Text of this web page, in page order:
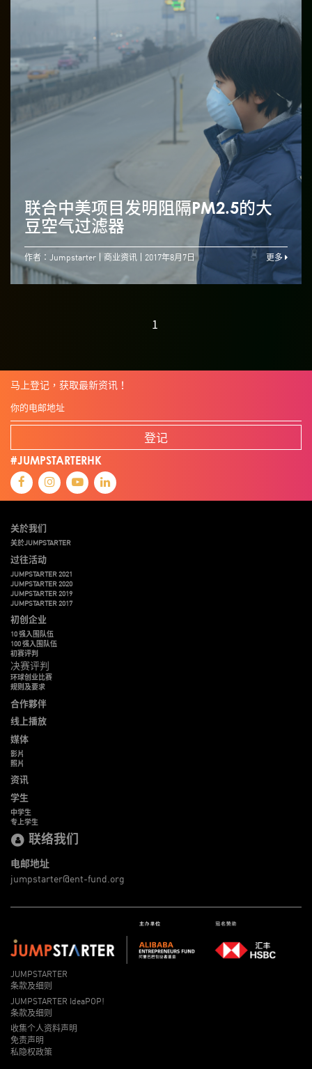
联合中美项目发明阻隔PM2.5的大
豆空气过滤器
作者：Jumpstarter 商业资讯 2017年8月7日 更多
1
马上登记，获取最新资讯！
登记
#JUMPSTARTERHK
关於我们
关於JUMPSTARTER
过往活动
JUMPSTARTER 2021
JUMPSTARTER 2020
JUMPSTARTER 2019
JUMPSTARTER 2017
初创企业
10 强入围队伍
100 强入围队伍
初赛评判
决赛评判
环球创业比赛
规则及要求
合作夥伴
线上播放
媒体
影片
照片
资讯
学生
中学生
专上学生
联络我们
电邮地址
jumpstarter@ent-fund.org
JUMPSTARTER
条款及细则
JUMPSTARTER IdeaPOP!
条款及细则
收集个人资料声明
免责声明
私隐权政策